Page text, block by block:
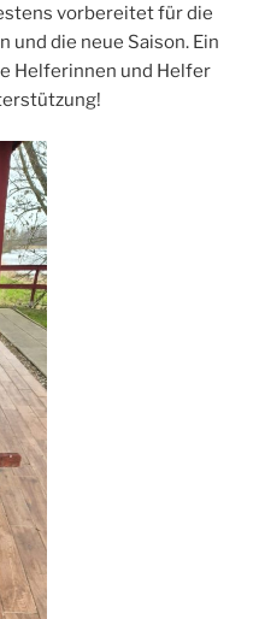
vorbereitet für die
die neue Saison. Ein
Helferinnen und Helfer